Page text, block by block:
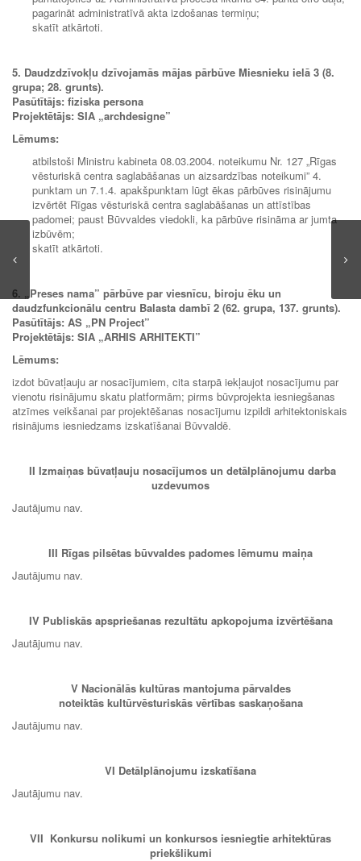
pagarināt administratīvā akta izdošanas termiņu;
skatīt atkārtoti.
5. Daudzdzīvokļu dzīvojamās mājas pārbūve Miesnieku ielā 3 (8.
grupa; 28. grunts).
Pasūtītājs: fiziska persona
Projektētājs: SIA „archdesigne”
Lēmums:
atbilstoši Ministru kabineta 08.03.2004. noteikumu Nr. 127 „Rīgas
vēsturiskā centra saglabāšanas un aizsardzības noteikumi” 4.
punktam un 7.1.4. apakšpunktam lūgt ēkas pārbūves risinājumu
izvērtēt Rīgas vēsturiskā centra saglabāšanas un attīstības
padomei; paust Būvvaldes viedokli, ka pārbūve risināma ar jumta
izbūvēm;
skatīt atkārtoti.
6. „Preses nama” pārbūve par viesnīcu, biroju ēku un
daudzfunkcionālu centru Balasta dambī 2 (62. grupa, 137. grunts).
Pasūtītājs: AS „PN Project”
Projektētājs: SIA „ARHIS ARHITEKTI”
Lēmums:
izdot būvatļauju ar nosacījumiem, cita starpā iekļaujot nosacījumu par
vienotu risinājumu skatu platformām; pirms būvprojekta iesniegšanas
atzīmes veikšanai par projektēšanas nosacījumu izpildi arhitektoniskais
risinājums iesniedzams izskatīšanai Būvvaldē.
II Izmaiņas būvatļauju nosacījumos un detālplānojumu darba
uzdevumos
Jautājumu nav.
III Rīgas pilsētas būvvaldes padomes lēmumu maiņa
Jautājumu nav.
IV Publiskās apspriešanas rezultātu apkopojuma izvērtēšana
Jautājumu nav.
V Nacionālās kultūras mantojuma pārvaldes
noteiktās kultūrvēsturiskās vērtības saskaņošana
Jautājumu nav.
VI Detālplānojumu izskatīšana
Jautājumu nav.
VII Konkursu nolikumi un konkursos iesniegtie arhitektūras
priekšlikumi